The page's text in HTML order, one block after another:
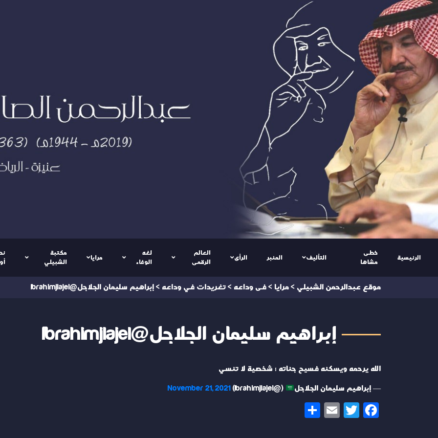
الرئيسية
خطى
مشاها
التأليف المنبر الرأى
العالم
الرقمى
لغه
الوفاء
مرايا
مكتبة
الشبيلي
موقع عبدالرحمن الشبيلي > مرايا > فى وداعه > تغريدات في وداعه > إبراهيم سليمان الجلاجل@Ibrahimjlajel
إبراهيم سليمان الجلاجل@Ibrahimjlajel
الله يرحمه ويسكنه فسيح جناته ؛ شخصية لا تنسي
— إبراهيم سليمان الجلاجل (@Ibrahimjlajel)
November 21, 2021
Facebook
Twitter
Email